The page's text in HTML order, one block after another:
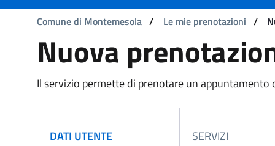
Ti trovi in:
Comune di Montemesola / Le mie prenotazioni /
Nuova prenotazione
Nuova
Il servizio permette di prenotare un appuntamento
DATI UTENTEATTIVO SERVIZI